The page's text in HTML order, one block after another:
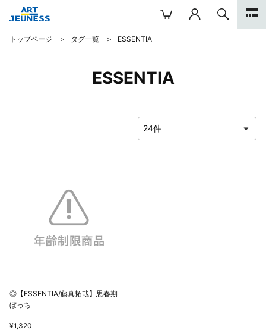
トップページ タグ一覧 ESSENTIA
ESSENTIA
◎【ESSENTIA/藤真拓哉】思春期
ぼっち
¥1,320